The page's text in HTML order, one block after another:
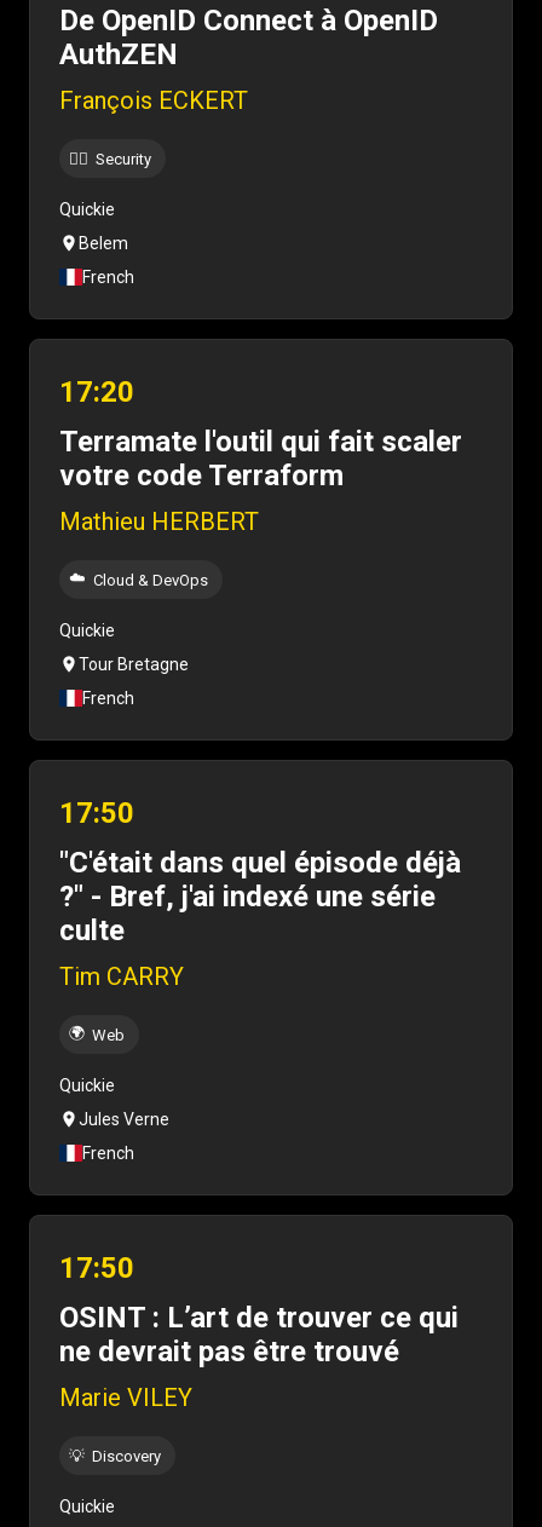
De OpenID Connect à OpenID
AuthZEN
François ECKERT
🐱‍💻 Security
Quickie
Belem
French
17:20
Terramate l'outil qui fait scaler
votre code Terraform
Mathieu HERBERT
☁️ Cloud & DevOps
Quickie
Tour Bretagne
French
17:50
"C'était dans quel épisode déjà
?" - Bref, j'ai indexé une série
culte
Tim CARRY
🌍 Web
Quickie
Jules Verne
French
17:50
OSINT : L’art de trouver ce qui
ne devrait pas être trouvé
Marie VILEY
💡 Discovery
Quickie